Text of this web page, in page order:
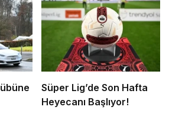
Süper Lig’de Son Hafta
Heyecanı Başlıyor!